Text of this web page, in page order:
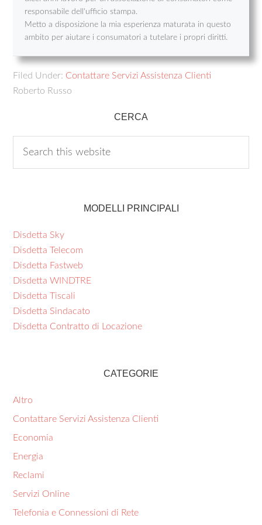
responsabile dell'ufficio stampa.
Metto a disposizione la mia esperienza maturata in questo
ambito per aiutare i consumatori a tutelare i propri diritti.
Filed Under: Contattare Servizi Assistenza Clienti
Roberto Russo
CERCA
MODELLI PRINCIPALI
Disdetta Sky
Disdetta Telecom
Disdetta Fastweb
Disdetta WINDTRE
Disdetta Tiscali
Disdetta Sindacato
Disdetta Contratto di Locazione
CATEGORIE
Altro
Contattare Servizi Assistenza Clienti
Economia
Energia
Reclami
Servizi Online
Telefonia e Connessioni di Rete